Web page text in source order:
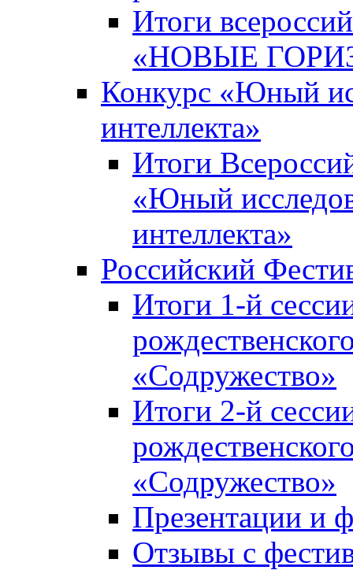
Итоги
«НОВЫЕ
Конкурс «Юный
интеллекта»
Итоги
«Юный
интеллекта»
Российский
Итоги 1-й
«Содружество»
Итоги 2-й
«Содружество»
Презентации и
Отзывы с